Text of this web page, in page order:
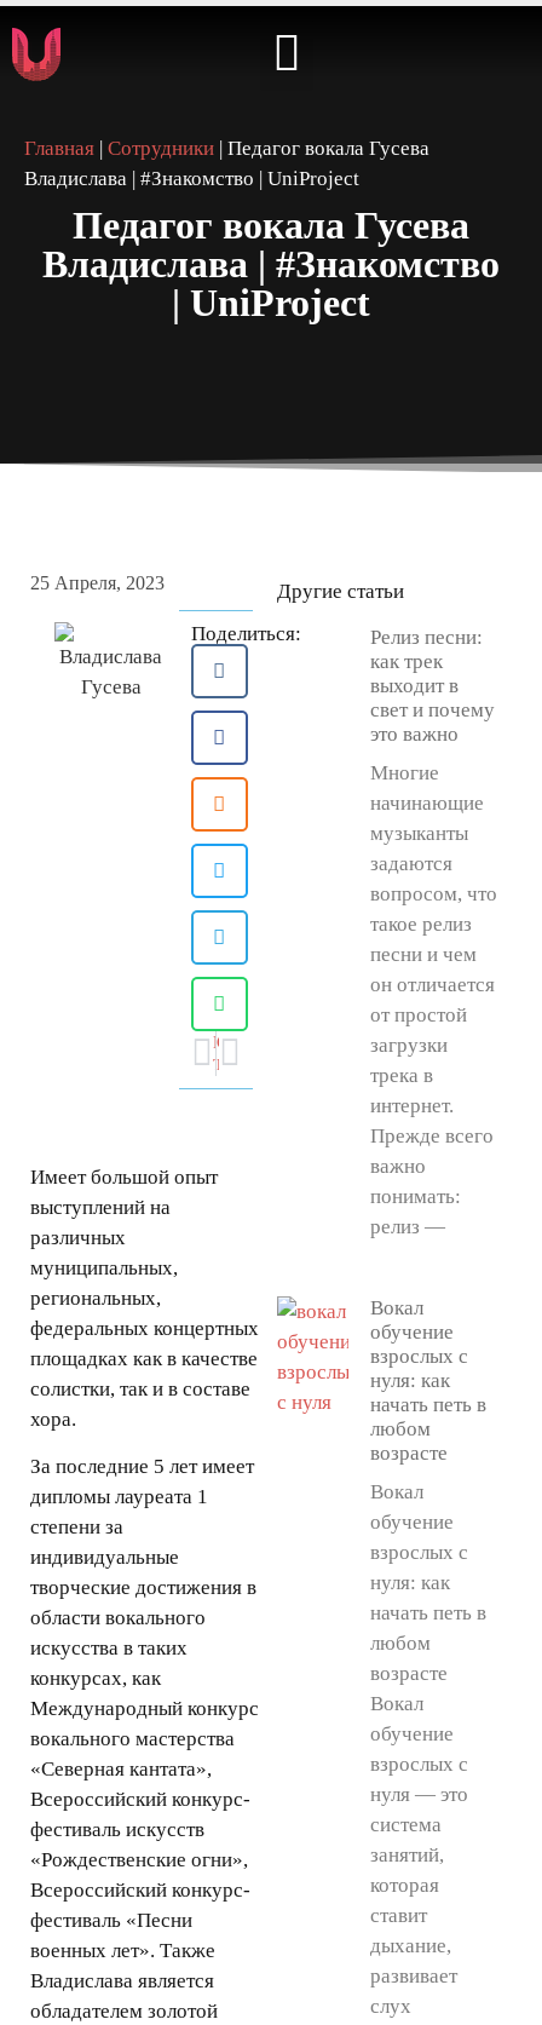
Главная | Сотрудники | Педагог вокала Гусева
Владислава | #Знакомство | UniProject
Педагог вокала Гусева
Владислава | #Знакомство
| UniProject
25 Апреля, 2023
Поделиться:
ПРЕДЫДУЩАЯ
TC helicon VoiceLive 2 Touch | обзор и инструкция на русском языке | UniProject
СЛЕДУЮЩАЯ
Как записать трек на студии? На что обратить внимание?
Имеет большой опыт
выступлений на
различных
муниципальных,
региональных,
федеральных концертных
площадках как в качестве
солистки, так и в составе
хора.
За последние 5 лет имеет
дипломы лауреата 1
степени за
индивидуальные
творческие достижения в
области вокального
искусства в таких
конкурсах, как
Международный конкурс
вокального мастерства
«Северная кантата»,
Всероссийский конкурс-
фестиваль искусств
«Рождественские огни»,
Всероссийский конкурс-
фестиваль «Песни
военных лет». Также
Владислава является
обладателем золотой
Другие статьи
Релиз песни:
как трек
выходит в
свет и почему
это важно
Многие
начинающие
музыканты
задаются
вопросом, что
такое релиз
песни и чем
он отличается
от простой
загрузки
трека в
интернет.
Прежде всего
важно
понимать:
релиз —
Вокал
обучение
взрослых с
нуля: как
начать петь в
любом
возрасте
Вокал
обучение
взрослых с
нуля: как
начать петь в
любом
возрасте
Вокал
обучение
взрослых с
нуля — это
система
занятий,
которая
ставит
дыхание,
развивает
слух